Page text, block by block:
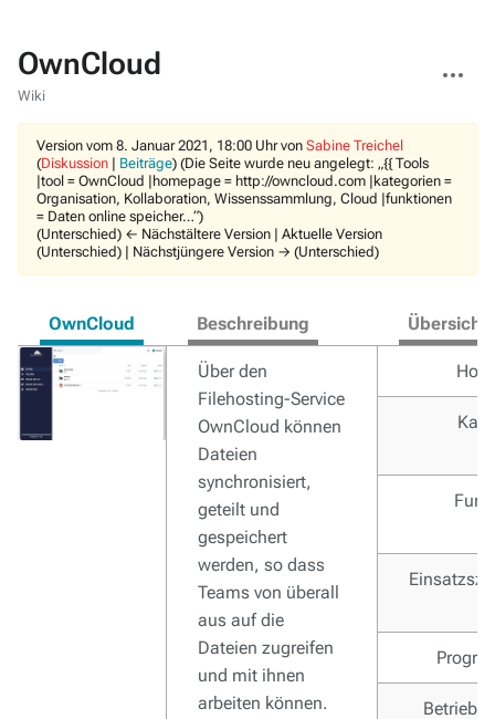
OwnCloud
Wiki
Aktionen
Version vom 8. Januar 2021, 18:00 Uhr von Sabine Treichel
(Diskussion | Beiträge) (Die Seite wurde neu angelegt: „{{ Tools
|tool = OwnCloud |homepage = http://owncloud.com |kategorien =
Organisation, Kollaboration, Wissenssammlung, Cloud |funktionen
= Daten online speicher…“)
(Unterschied) ← Nächstältere Version | Aktuelle Version
(Unterschied) | Nächstjüngere Version → (Unterschied)
OwnCloud Beschreibung Übersicht
Über den
Filehosting-Service
OwnCloud können
Dateien
synchronisiert,
geteilt und
gespeichert
werden, so dass
Teams von überall
aus auf die
Dateien zugreifen
und mit ihnen
arbeiten können.